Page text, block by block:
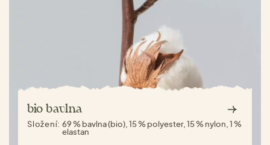
bio bavlna
Složení:69 % bavlna (bio), 15 % polyester, 15 % nylon, 1 %
elastan